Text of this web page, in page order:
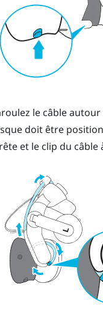
le câble
doit être
et le clip du câble